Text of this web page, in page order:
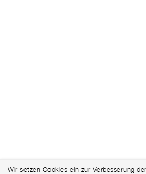
Wir setzen Cookies ein zur Verbesserung